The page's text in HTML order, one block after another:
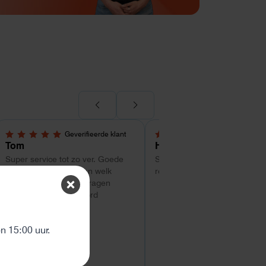
Geverifieerde klant
5,0 van 5 sterren
Tom
Super service tot zo ver. Goede
hulp met uitzoeken van welk
systeem geschikt is. Vragen
worden snel beantwoord
4 van 5 sterren
Hans Kollenbrander
Snelle levering en goede
respons bij installatie.
15:00 uur.